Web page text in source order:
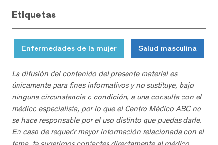
Etiquetas
Enfermedades de la mujer Salud masculina
La difusión del contenido del presente material es
únicamente para fines informativos y no sustituye, bajo
ninguna circunstancia o condición, a una consulta con el
médico especialista, por lo que el Centro Médico ABC no
se hace responsable por el uso distinto que puedas darle.
En caso de requerir mayor información relacionada con el